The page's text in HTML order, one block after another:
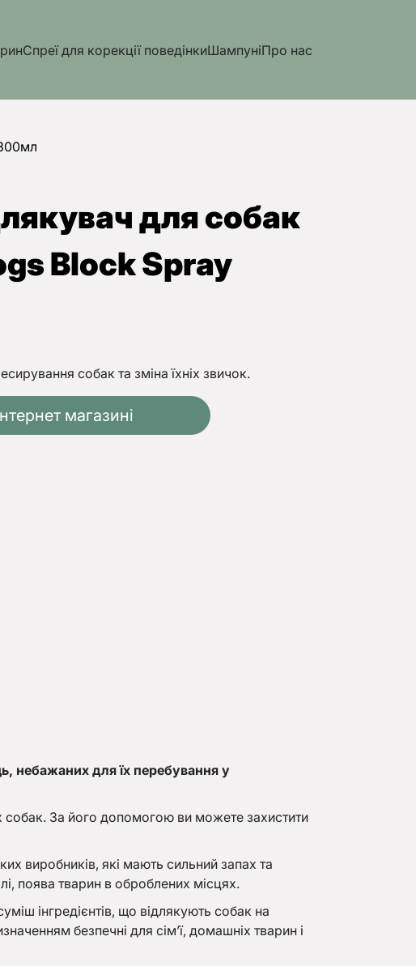
Cпреї для корекції поведінкиШампуніПро нас
для собак
Block Spray
грн.
собак та зміна їхніх звичок.
магазині
небажаних для їх перебування у
собак. За його допомогою ви можете захистити
виробників, які мають сильний запах та
поява тварин в оброблених місцях.
інгредієнтів, що відлякують собак на
безпечні для сім’ї, домашніх тварин і